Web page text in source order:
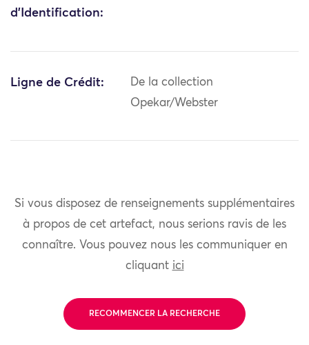
d'Identification:
Ligne de Crédit:
De la collection
Opekar/Webster
Si vous disposez de renseignements supplémentaires
à propos de cet artefact, nous serions ravis de les
connaître. Vous pouvez nous les communiquer en
cliquant ici
RECOMMENCER LA RECHERCHE